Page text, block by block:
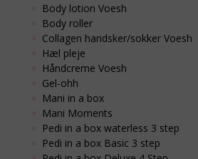
Body lotion Voesh
Body roller
Collagen handsker/sokker Voesh
Hæl pleje
Håndcreme Voesh
Gel-ohh
Mani in a box
Mani Moments
Pedi in a box waterless 3 step
Pedi in a box Basic 3 step